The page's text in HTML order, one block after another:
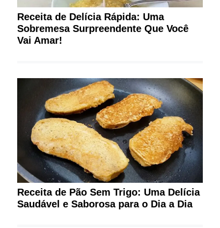
Receita de Delícia Rápida: Uma
Sobremesa Surpreendente Que Você
Vai Amar!
Receita de Pão Sem Trigo: Uma Delícia
Saudável e Saborosa para o Dia a Dia